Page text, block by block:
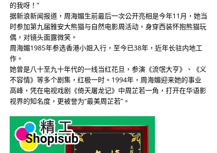
的我呀！”
据新浪新闻报道，周海媚生前最后一次公开亮相是今年11月，她当
时参加第九届雅安大熊猫与自然电影周活动，身穿西装怀抱熊猫玩
偶，对镜头面露微笑。 ​
周海媚1985年参选香港小姐入行，至今已38年，近年长驻内地工
作。
她曾是八十至九十年代的一线当红花旦，参演《流氓大亨》、《义
不容情》等多个剧集，红极一时。1994年，周海媚迎来她的事业
高峰，凭在电视戏剧《倚天屠龙记》中周芷若一角，打开在华语影
视界的知名度，更被誉为“最美周芷若”。